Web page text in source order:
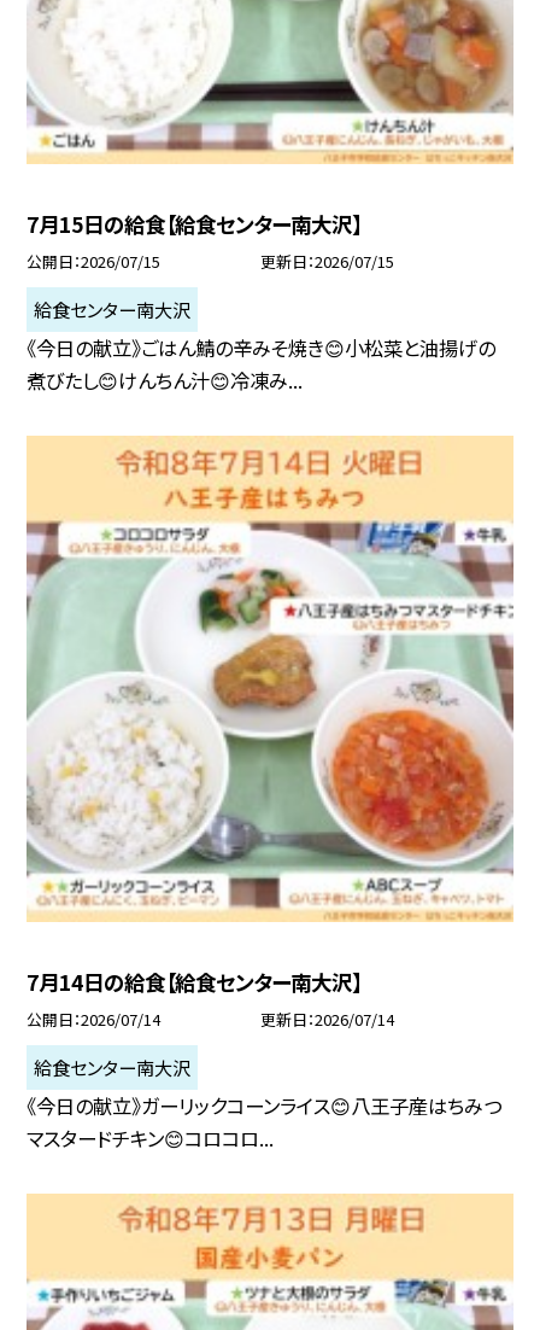
7月15日の給食【給食センター南大沢】
公開日 2026/07/15 更新日 2026/07/15
給食センター南大沢
《今日の献立》ごはん鯖の辛みそ焼き😊小松菜と油揚げの
煮びたし😊けんちん汁😊冷凍み...
7月14日の給食【給食センター南大沢】
公開日 2026/07/14 更新日 2026/07/14
給食センター南大沢
《今日の献立》ガーリックコーンライス😊八王子産はちみつ
マスタードチキン😊コロコロ...